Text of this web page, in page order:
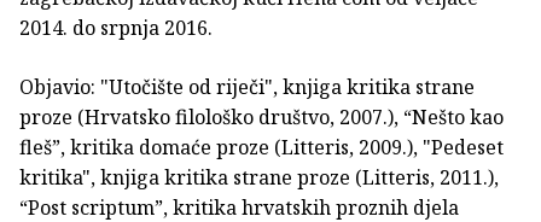
2014. do srpnja 2016.
Objavio: "Utočište od riječi", knjiga kritika strane
proze (Hrvatsko filološko društvo, 2007.), “Nešto kao
fleš”, kritika domaće proze (Litteris, 2009.), "Pedeset
kritika", knjiga kritika strane proze (Litteris, 2011.),
“Post scriptum”, kritika hrvatskih proznih djela